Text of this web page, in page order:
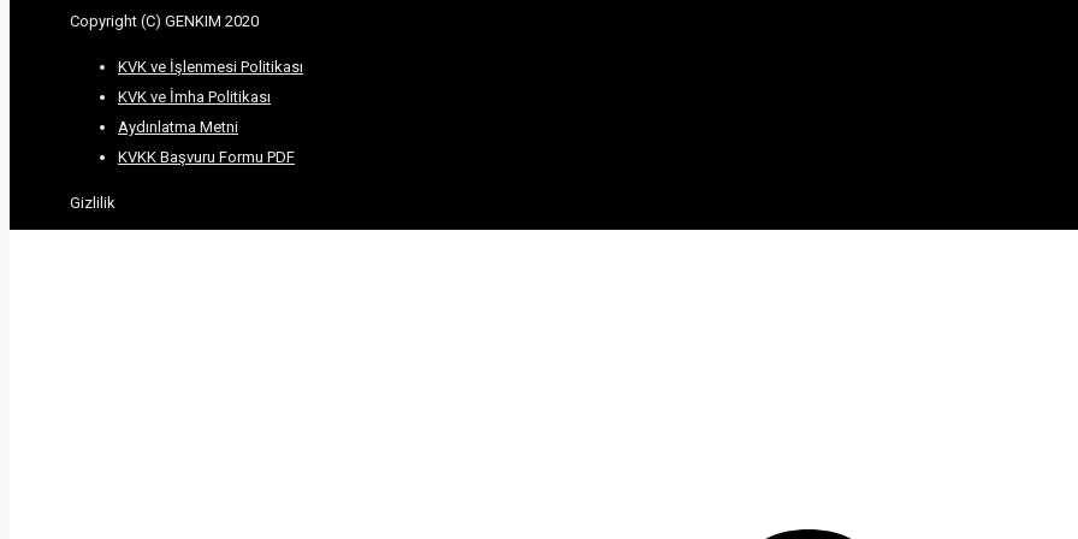
Copyright (C) GENKIM 2020
KVK ve İşlenmesi Politikası
KVK ve İmha Politikası
Aydınlatma Metni
KVKK Başvuru Formu PDF
Gizlilik